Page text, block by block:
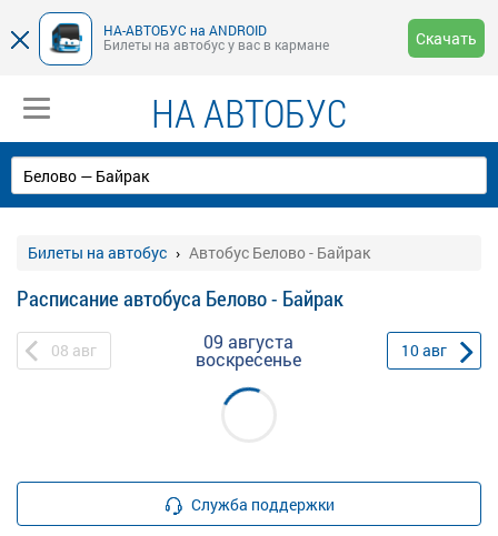
НА-АВТОБУС на ANDROID
Билеты на автобус у вас в кармане
Скачать
НА АВТОБУС
Билеты на автобус Автобус Белово - Байрак
Расписание автобуса Белово - Байрак
08 авг 09 августа
воскресенье 10авг
Служба поддержки